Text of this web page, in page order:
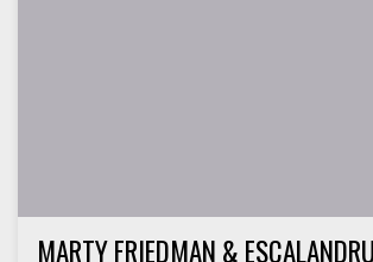
MARTY FRIEDMAN &